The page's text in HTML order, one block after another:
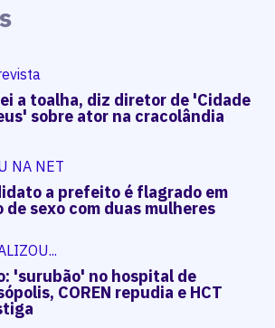
a toalha, diz diretor de 'Cidade
sobre ator na cracolândia
NA NET
a prefeito é flagrado em
de sexo com duas mulheres
'surubão' no hospital de
COREN repudia e HCT